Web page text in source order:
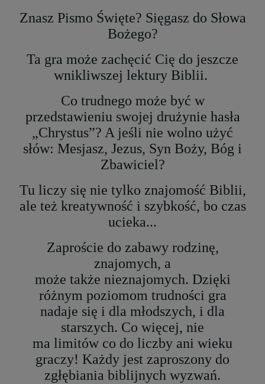
Znasz Pismo Święte? Sięgasz do Słowa
Bożego?
Ta gra może zachęcić Cię do jeszcze
wnikliwszej lektury Biblii.
Co trudnego może być w
przedstawieniu swojej drużynie hasła
„Chrystus”? A jeśli nie wolno użyć
słów: Mesjasz, Jezus, Syn Boży, Bóg i
Zbawiciel?
Tu liczy się nie tylko znajomość Biblii,
ale też kreatywność i szybkość, bo czas
ucieka...
Zaproście do zabawy rodzinę,
znajomych, a
może także nieznajomych. Dzięki
różnym poziomom trudności gra
nadaje się i dla młodszych, i dla
starszych. Co więcej, nie
ma limitów co do liczby ani wieku
graczy! Każdy jest zaproszony do
zgłębiania biblijnych wyzwań.